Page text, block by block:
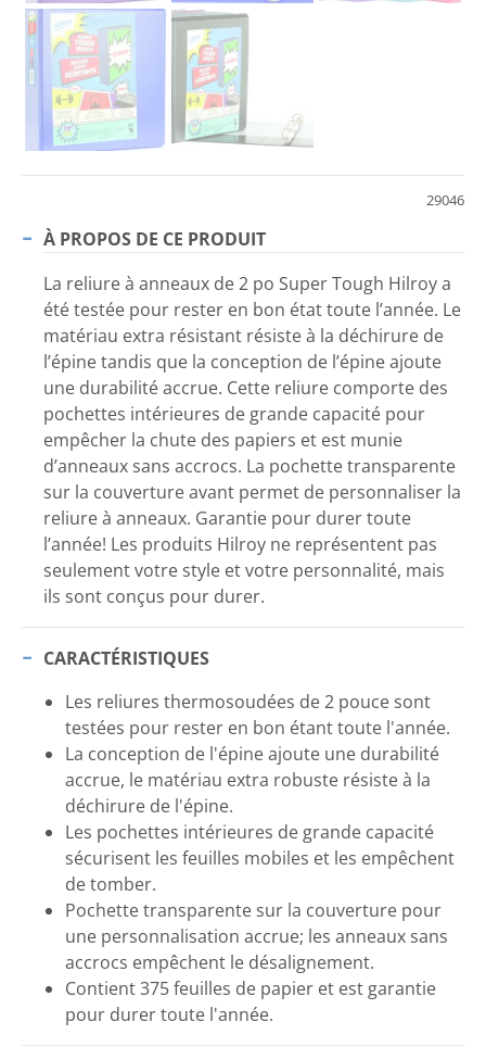
29046
À PROPOS DE CE PRODUIT
La reliure à anneaux de 2 po Super Tough Hilroy a
été testée pour rester en bon état toute l’année. Le
matériau extra résistant résiste à la déchirure de
l’épine tandis que la conception de l’épine ajoute
une durabilité accrue. Cette reliure comporte des
pochettes intérieures de grande capacité pour
empêcher la chute des papiers et est munie
d’anneaux sans accrocs. La pochette transparente
sur la couverture avant permet de personnaliser la
reliure à anneaux. Garantie pour durer toute
l’année! Les produits Hilroy ne représentent pas
seulement votre style et votre personnalité, mais
ils sont conçus pour durer.
CARACTÉRISTIQUES
Les reliures thermosoudées de 2 pouce sont
testées pour rester en bon étant toute l'année.
La conception de l'épine ajoute une durabilité
accrue, le matériau extra robuste résiste à la
déchirure de l'épine.
Les pochettes intérieures de grande capacité
sécurisent les feuilles mobiles et les empêchent
de tomber.
Pochette transparente sur la couverture pour
une personnalisation accrue; les anneaux sans
accrocs empêchent le désalignement.
Contient 375 feuilles de papier et est garantie
pour durer toute l'année.